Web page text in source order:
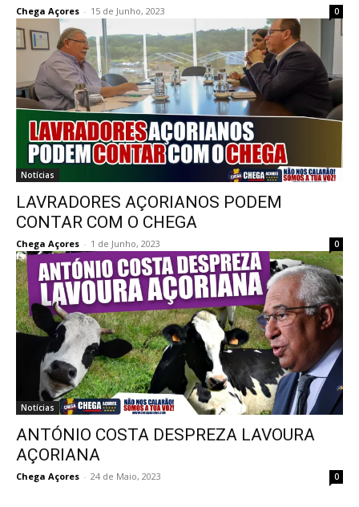
Chega Açores - 15 de Junho, 2023 0
Notícias
LAVRADORES AÇORIANOS PODEM
CONTAR COM O CHEGA
Chega Açores - 1 de Junho, 2023 0
Notícias
ANTÓNIO COSTA DESPREZA LAVOURA
AÇORIANA
Chega Açores - 24 de Maio, 2023 0